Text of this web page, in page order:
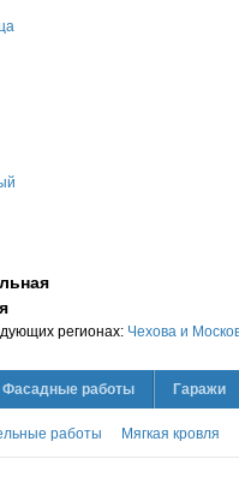
регионах: Чехова и
Фасадные работы Гаражи
работы Мягкая кровля